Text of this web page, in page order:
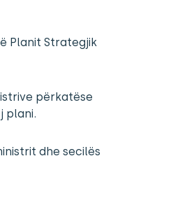
Planit Strategjik
përkatëse
plani.
dhe secilës